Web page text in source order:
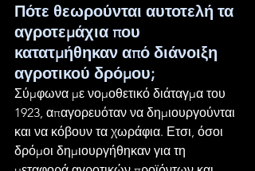
Πότε θεωρούνται αυτοτελή τα
αγροτεμάχια που
κατατμήθηκαν από διάνοιξη
αγροτικού δρόμου;
Σύμφωνα με νομοθετικό διάταγμα του
1923, απαγορευόταν να δημιουργούνται
και να κόβουν τα χωράφια. Ετσι, όσοι
δρόμοι δημιουργήθηκαν για τη